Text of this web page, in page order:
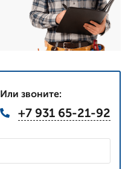
Или звоните:
+7 931 65-21-92